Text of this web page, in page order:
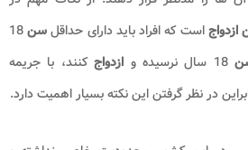
است که افراد باید دارای حداقلسن18
18 سال نرسیده و ازدواجکنند، با جریمه
در نظر گرفتن این نکته بسیار اهمیت دارد.